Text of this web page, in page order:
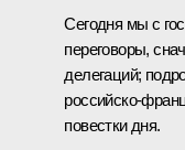
Сегодня мы с
переговоры,
делегаций;
российско-
повестки дня.